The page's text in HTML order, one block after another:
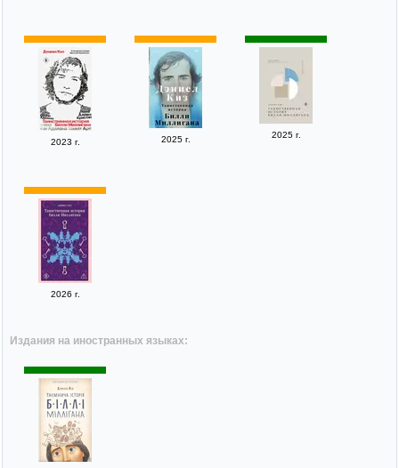
2023 г. 2025 г. 2025 г.
2026 г.
Издания на иностранных языках: